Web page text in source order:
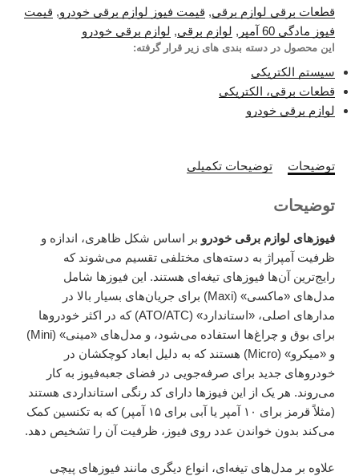
قطعات برقی لوازم برقی, قیمت فیوز لوازم برقی خودرو, قیمت
فیوز مادگی 60 آمپر
, لوازم برقی, لوازم برقی خودرو
این محصول در دسته بندی های زیر قرار گرفته:
سیستم الکتریکی
قطعات برقی، الکتریکی
لوازم برقی خودرو
توضیحات توضیحات تکمیلی
توضیحات
فیوزهای لوازم برقی خودرو بر اساس شکل ظاهری، اندازه و
ظرفیت آمپراژ به دسته‌های مختلفی تقسیم می‌شوند که
رایج‌ترین آن‌ها فیوزهای تیغه‌ای هستند. این فیوزها شامل
مدل‌های «ماکسی» (Maxi) برای جریان‌های بسیار بالا در
مدارهای اصلی، «استاندارد» (ATO/ATC) که در اکثر خودروها
برای بوق و چراغ‌ها استفاده می‌شود، و مدل‌های «مینی» (Mini)
و «میکرو» (Micro) هستند که به دلیل ابعاد کوچکشان در
خودروهای جدید برای صرفه‌جویی در فضای جعبه‌فیوز به کار
می‌روند. هر یک از این فیوزها دارای کد رنگی استانداردی هستند
(مثلاً قرمز برای ۱۰ آمپر یا آبی برای ۱۵ آمپر) که به تکنسین کمک
می‌کند بدون خواندن عدد روی فیوز، ظرفیت آن را تشخیص دهد.
علاوه بر مدل‌های تیغه‌ای، انواع دیگری مانند فیوزهای پیچی